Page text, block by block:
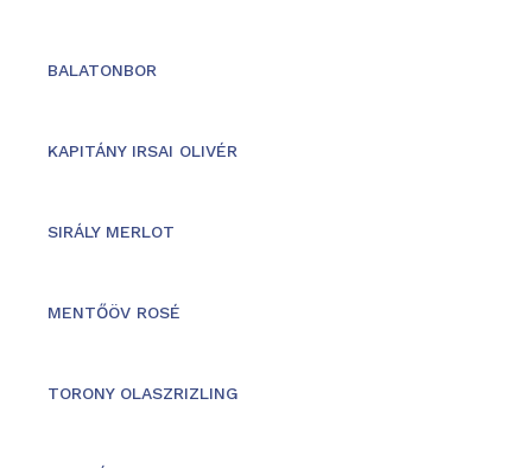
BALATONBOR
KAPITÁNY IRSAI OLIVÉR
SIRÁLY MERLOT
MENTŐÖV ROSÉ
TORONY OLASZRIZLING